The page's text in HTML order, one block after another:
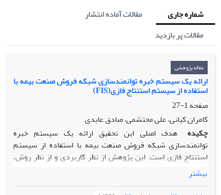
شماره جاری
مقالات آماده انتشار
مقالات پر بازدید
مقاله پژوهشی
ارائه یک سیستم خبره توانمندسازی شبکه فروش صنعت بیمه با
استفاده از سیستم استنتاج فازی(FIS)
صفحه1-27
کامران کیانی، علی محتشمی، صادق عابدی
چکیده
هدف اصلی این تحقیق ارائه یک سیستم خبره
توانمندسازی شبکه فروش صنعت بیمه با استفاده از سیستم
استنتاج فازی است. این پژوهش از نظر کاربردی و از نظر روش،
توصیفی - پیمایشی است. جامعه آماری پژوهش شامل خبرگان
صنعت بیمه و مدیران، کارشناسان فروش و امور نمایندگان صنعت
بیشتر